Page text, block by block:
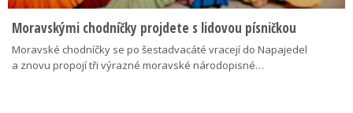
Moravskými chodníčky projdete s lidovou písničkou
Moravské chodníčky se po šestadvacáté vracejí do Napajedel
a znovu propojí tři výrazné moravské národopisné…